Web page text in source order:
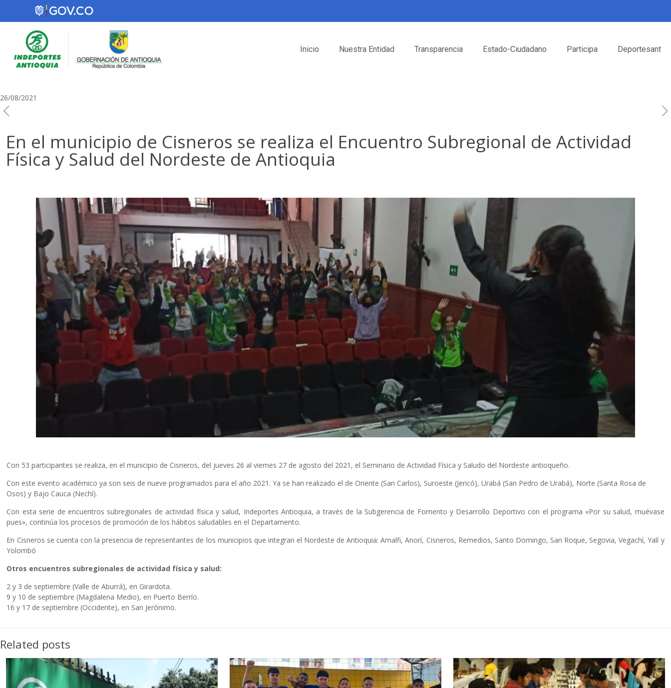
Inicio Nuestra Entidad Transparencia Estado-Ciudadano Participa Deportesant
26/08/2021
En el municipio de Cisneros se realiza el Encuentro Subregional de Actividad
Física y Salud del Nordeste de Antioquia
Con 53 participantes se realiza, en el municipio de Cisneros, del jueves 26 al viernes 27 de agosto del 2021, el Seminario de Actividad Física y Saludo del Nordeste antioqueño.
Con este evento académico ya son seis de nueve programados para el año 2021. Ya se han realizado el de Oriente (San Carlos), Suroeste (Jericó), Urabá (San Pedro de Urabá), Norte (Santa Rosa de
Osos) y Bajo Cauca (Nechí).
Con esta serie de encuentros subregionales de actividad física y salud, Indeportes Antioquia, a través de la Subgerencia de Fomento y Desarrollo Deportivo con el programa «Por su salud, muévase
pues», continúa los procesos de promoción de los hábitos saludables en el Departamento.
En Cisneros se cuenta con la presencia de representantes de los municipios que integran el Nordeste de Antioquia: Amalfi, Anorí, Cisneros, Remedios, Santo Domingo, San Roque, Segovia, Vegachí, Yalí y
Yolombó
Otros encuentros subregionales de actividad física y salud:
2 y 3 de septiembre (Valle de Aburrá), en Girardota.
9 y 10 de septiembre (Magdalena Medio), en Puerto Berrío.
16 y 17 de septiembre (Occidente), en San Jerónimo.
Related posts